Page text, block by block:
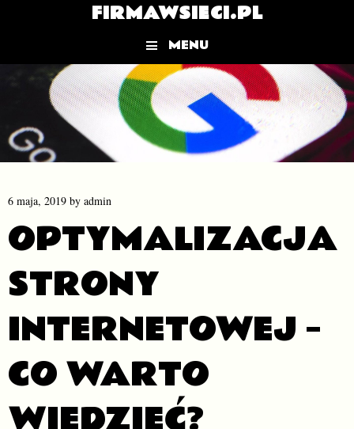
FIRMAWSIECI.PL
MENU
Skip to content
6 maja, 2019 by admin
OPTYMALIZACJA
STRONY
INTERNETOWEJ –
CO WARTO